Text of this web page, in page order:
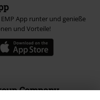
App runter und genieße
und Vorteile!
Company